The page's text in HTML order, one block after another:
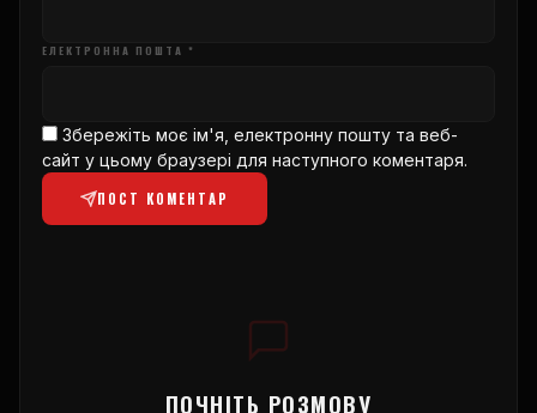
ЕЛЕКТРОННА ПОШТА *
Збережіть моє ім'я, електронну пошту та веб-
сайт у цьому браузері для наступного коментаря.
ПОСТ КОМЕНТАР
ПОЧНІТЬ РОЗМОВУ